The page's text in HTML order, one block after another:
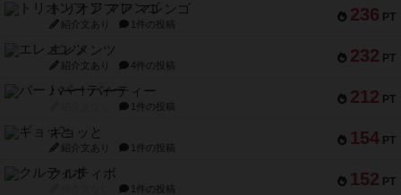
236 PT
トリオンフ ア マレンゴ
紹介文あり 1件の投稿
232 PT
エレメンツ
紹介文あり 4件の投稿
212 PT
バー！パーティー
1件の投稿
154 PT
ギョッと
紹介文あり 1件の投稿
152 PT
クルティボ
1件の投稿